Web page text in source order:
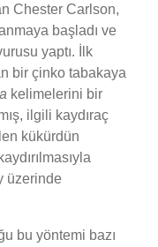
Chester Carlson,
başladı ve
yaptı. İlk
bir çinko tabakaya
kelimelerini bir
ilgili kaydıraç
kükürdün
üzerinde
bu yöntemi bazı